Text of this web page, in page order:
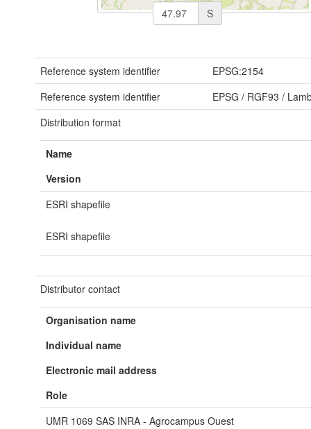
S
Reference system identifier
EPSG:2154
Reference system identifier
EPSG / RGF93 /
Distribution format
Name
Version
ESRI shapefile
ESRI shapefile
Distributor contact
Organisation name
Individual name
Electronic mail address
Role
UMR 1069 SAS INRA - Agrocampus Ouest